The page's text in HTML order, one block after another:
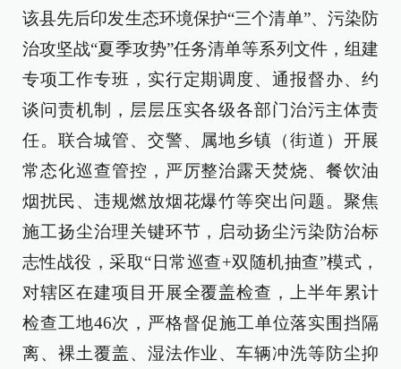
该县先后印发生态环境保护“三个清单”、污染防
治攻坚战“夏季攻势”任务清单等系列文件，组建
专项工作专班，实行定期调度、通报督办、约
谈问责机制，层层压实各级各部门治污主体责
任。联合城管、交警、属地乡镇（街道）开展
常态化巡查管控，严厉整治露天焚烧、餐饮油
烟扰民、违规燃放烟花爆竹等突出问题。聚焦
施工扬尘治理关键环节，启动扬尘污染防治标
志性战役，采取“日常巡查+双随机抽查”模式，
对辖区在建项目开展全覆盖检查，上半年累计
检查工地46次，严格督促施工单位落实围挡隔
离、裸土覆盖、湿法作业、车辆冲洗等防尘抑